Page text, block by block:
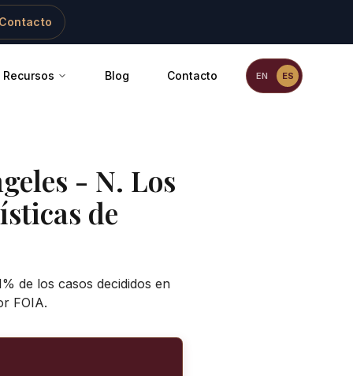
Recursos Blog Contacto ES
EN
- N. Los
de
de los casos decididos en
FOIA.